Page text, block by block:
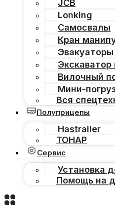
JCB
Lonking
Самосвалы
Кран
Эвакуаторы
Экскаватор
Вилочный
Мини-
Вся
Полуприцепы
Hastrailer
ТОНАР
Сервис
Установка
Помощь на